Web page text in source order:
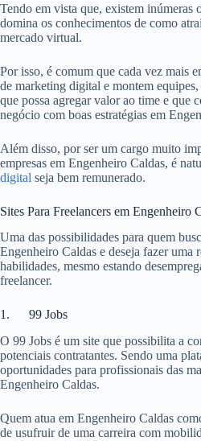
Tendo em vista que, existem inúmeras
domina os conhecimentos de como
mercado virtual.
Por isso, é comum que cada vez mais
de marketing digital e montem
que possa agregar valor ao time e que
negócio com boas estratégias em
Além disso, por ser um cargo muito
empresas em Engenheiro Caldas, é
digital seja bem remunerado.
Sites Para Freelancers em Engenheiro
Uma das possibilidades para quem
Engenheiro Caldas e deseja fazer uma
habilidades, mesmo estando
freelancer.
1. 99 Jobs
O 99 Jobs é um site que possibilita a
potenciais contratantes. Sendo uma
oportunidades para profissionais das
Engenheiro Caldas.
Quem atua em Engenheiro Caldas
de usufruir de uma carreira com